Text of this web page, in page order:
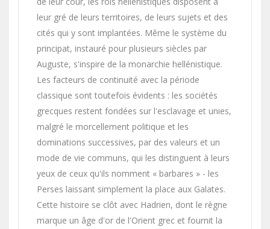
leur gré de leurs territoires, de leurs sujets et des
cités qui y sont implantées. Même le système du
principat, instauré pour plusieurs siècles par
Auguste, s'inspire de la monarchie hellénistique.
Les facteurs de continuité avec la période
classique sont toutefois évidents : les sociétés
grecques restent fondées sur l'esclavage et unies,
malgré le morcellement politique et les
dominations successives, par des valeurs et un
mode de vie communs, qui les distinguent à leurs
yeux de ceux qu'ils nomment « barbares » - les
Perses laissant simplement la place aux Galates.
Cette histoire se clôt avec Hadrien, dont le règne
marque un âge d'or de l'Orient grec et fournit la